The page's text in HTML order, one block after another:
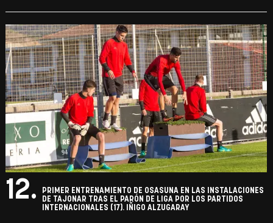
12.
PRIMER ENTRENAMIENTO DE OSASUNA EN LAS INSTALACIONES
DE TAJONAR TRAS EL PARÓN DE LIGA POR LOS PARTIDOS
INTERNACIONALES (17). IÑIGO ALZUGARAY